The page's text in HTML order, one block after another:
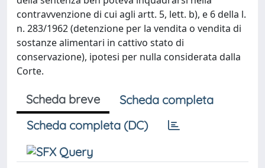
contravvenzione di cui agli artt. 5, lett. b), e 6 della l.
n. 283/1962 (detenzione per la vendita o vendita di
sostanze alimentari in cattivo stato di
conservazione), ipotesi per nulla considerata dalla
Corte.
Scheda breve
Scheda completa
Scheda completa (DC)